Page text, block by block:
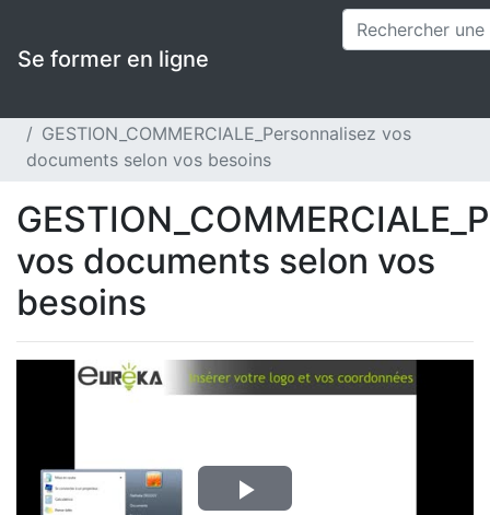
Se former en ligne
GESTION_COMMERCIALE_Personnalisez vos
documents selon vos besoins
vos documents selon vos
besoins